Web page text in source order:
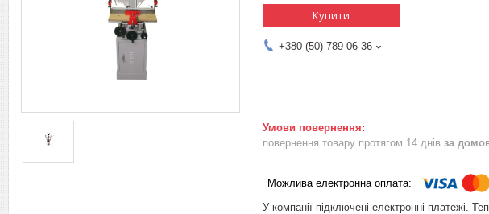
Купити
+380 (50) 789-06-36
повернення товару протягом 14 днів за
У компанії підключені електронні платежі.